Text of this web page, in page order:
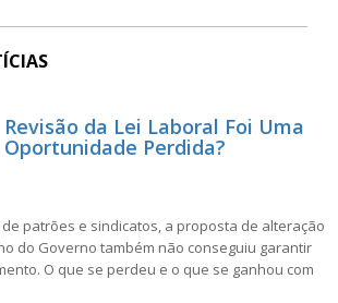
Revisão da Lei Laboral Foi Uma
Oportunidade Perdida?
patrões e sindicatos, a proposta de alteração
do Governo também não conseguiu garantir
O que se perdeu e o que se ganhou com